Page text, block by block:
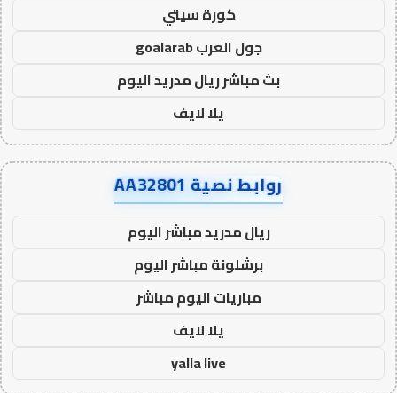
كورة سيتي
جول العرب goalarab
بث مباشر ريال مدريد اليوم
يلا لايف
روابط نصية AA32801
ريال مدريد مباشر اليوم
برشلونة مباشر اليوم
مباريات اليوم مباشر
يلا لايف
yalla live